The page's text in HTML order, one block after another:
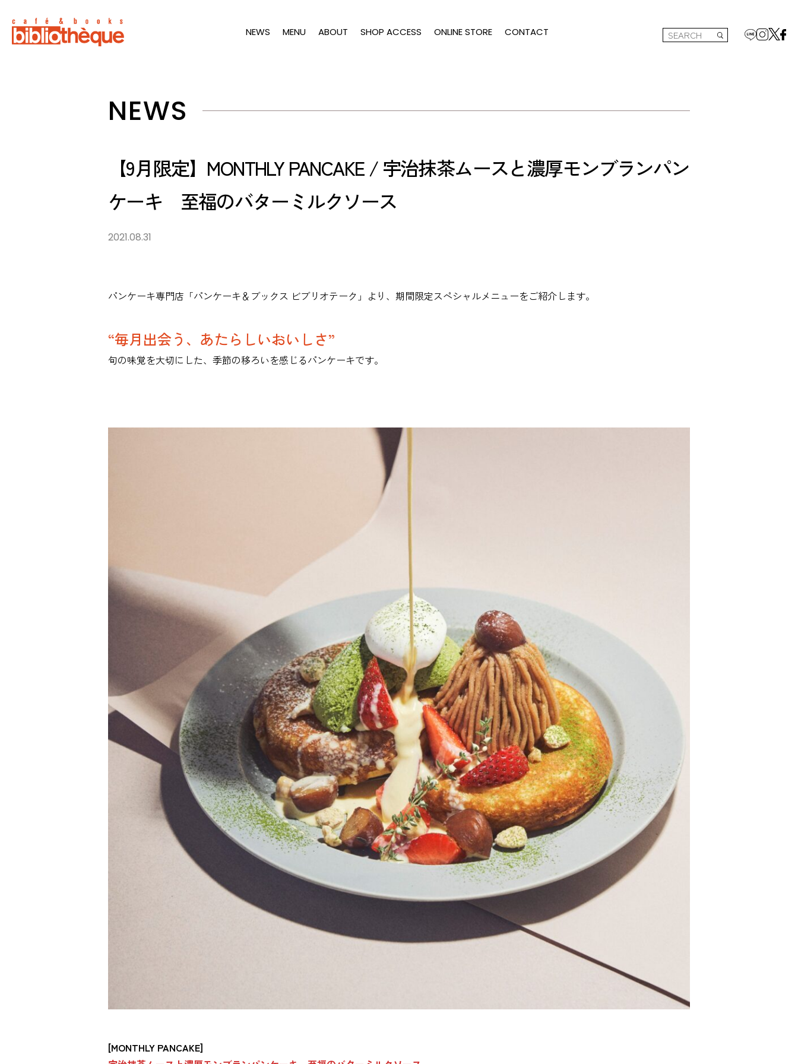
NEWS MENU ABOUT SHOP ACCESS ONLINE STORE CONTACT
NEWS
【9月限定】MONTHLY PANCAKE / 宇治抹茶ムースと濃厚モンブランパン
ケーキ 至福のバターミルクソース
2021.08.31
パンケーキ専門店「パンケーキ＆ブックス ビブリオテーク」より、期間限定スペシャルメニューをご紹介します。
“毎月出会う、あたらしいおいしさ”
旬の味覚を大切にした、季節の移ろいを感じるパンケーキです。
[MONTHLY PANCAKE]